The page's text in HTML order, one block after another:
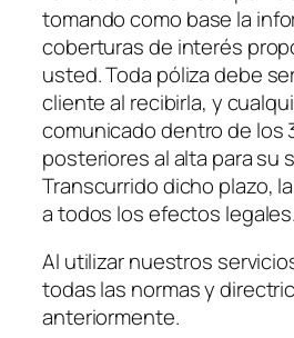
tomando como base la
coberturas de interés
usted. Toda póliza debe
cliente al recibirla, y
comunicado dentro de los
posteriores al alta para su
Transcurrido dicho plazo,
a todos los efectos legales.
Al utilizar nuestros
todas las normas y
anteriormente.